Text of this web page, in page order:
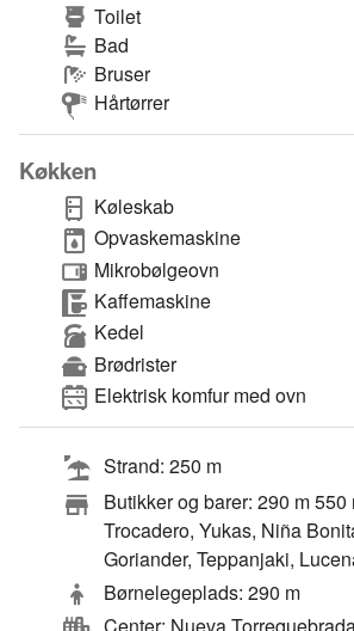
Toilet
Bad
Bruser
Hårtørrer
Køkken
Køleskab
Opvaskemaskine
Mikrobølgeovn
Kaffemaskine
Kedel
Brødrister
Elektrisk komfur med ovn
Strand: 250 m
Butikker og barer: 290 m 550
Trocadero, Yukas, Niña
Goriander, Teppanjaki,
Børnelegeplads: 290 m